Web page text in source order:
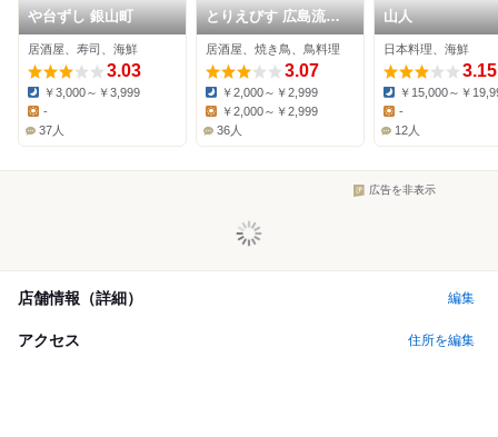
や台ずし 銀山町
居酒屋、寿司、海鮮
3.03
Dinner:
￥3,000～￥3,999
Lunch:
-
37人
とりえびす 広島流川
店
居酒屋、焼き鳥、鳥料理
3.07
Dinner:
￥2,000～￥2,999
Lunch:
￥2,000～￥2,999
36人
山人
日本料理、海鮮
3.15
Dinner:
￥15,000～￥
Lunch:
-
12人
広告を非表示
店舗情報（詳細） 編集
アクセス 住所を編集